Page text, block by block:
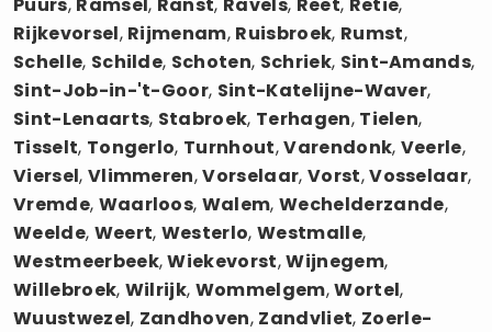
Rijkevorsel, Rijmenam, Ruisbroek, Rumst,
Schelle, Schilde, Schoten, Schriek, Sint-Amands,
Sint-Job-in-'t-Goor, Sint-Katelijne-Waver,
Sint-Lenaarts, Stabroek, Terhagen, Tielen,
Tisselt, Tongerlo, Turnhout,Varendonk, Veerle,
Viersel, Vlimmeren,Vorselaar, Vorst,Vosselaar,
Vremde, Waarloos, Walem,Wechelderzande,
Weelde, Weert, Westerlo,Westmalle,
Westmeerbeek,Wiekevorst,Wijnegem,
Willebroek, Wilrijk, Wommelgem,Wortel,
Wuustwezel, Zandhoven, Zandvliet, Zoerle-